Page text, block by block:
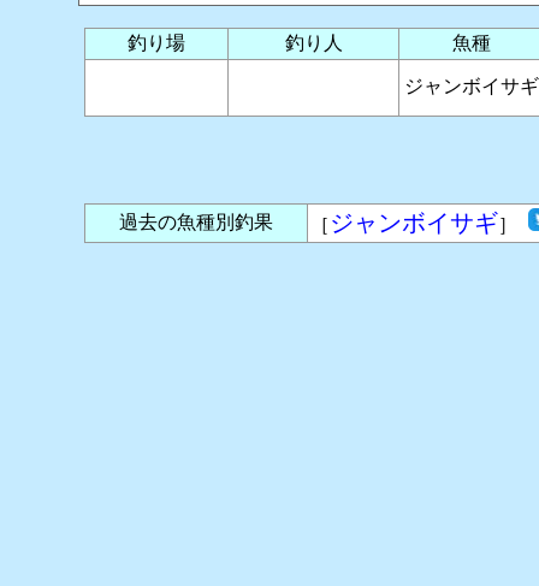
釣り場 釣り人 魚種
ジャンボイサギ
過去の魚種別釣果 ［ ジャンボイサギ］